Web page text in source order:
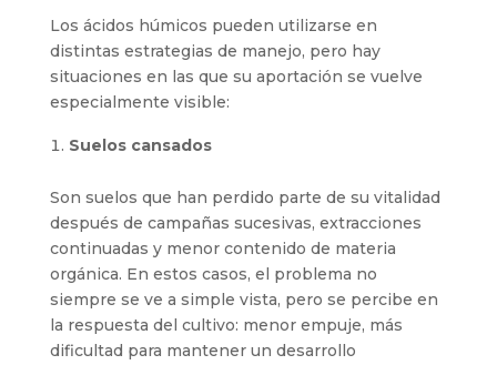
Los ácidos húmicos pueden utilizarse en
distintas estrategias de manejo, pero hay
situaciones en las que su aportación se vuelve
especialmente visible:
Suelos cansados
Son suelos que han perdido parte de su vitalidad
después de campañas sucesivas, extracciones
continuadas y menor contenido de materia
orgánica. En estos casos, el problema no
siempre se ve a simple vista, pero se percibe en
la respuesta del cultivo: menor empuje, más
dificultad para mantener un desarrollo